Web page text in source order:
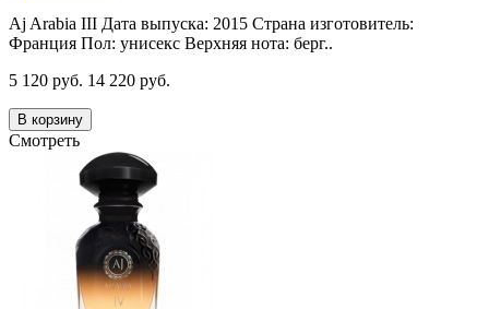
Aj Arabia III Дата выпуска: 2015 Страна изготовитель:
Франция Пол: унисекс Верхняя нота: берг..
5 120 руб. 14 220 руб.
В корзину
Смотреть